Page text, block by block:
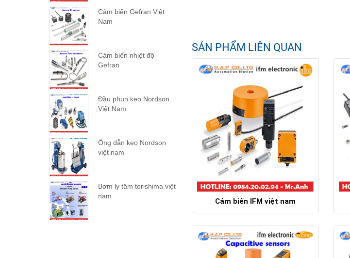
SẢN PHẨM LIÊN QUAN
Cảm biến IFM việt nam
Chi tiết
Cảm biến Gefran Việt
Nam
Cảm biến nhiệt độ
Gefran
Đầu phun keo Nordson
Việt Nam
Ống dẫn keo Nordson
việt nam
Bơm ly tâm torishima việt
nam